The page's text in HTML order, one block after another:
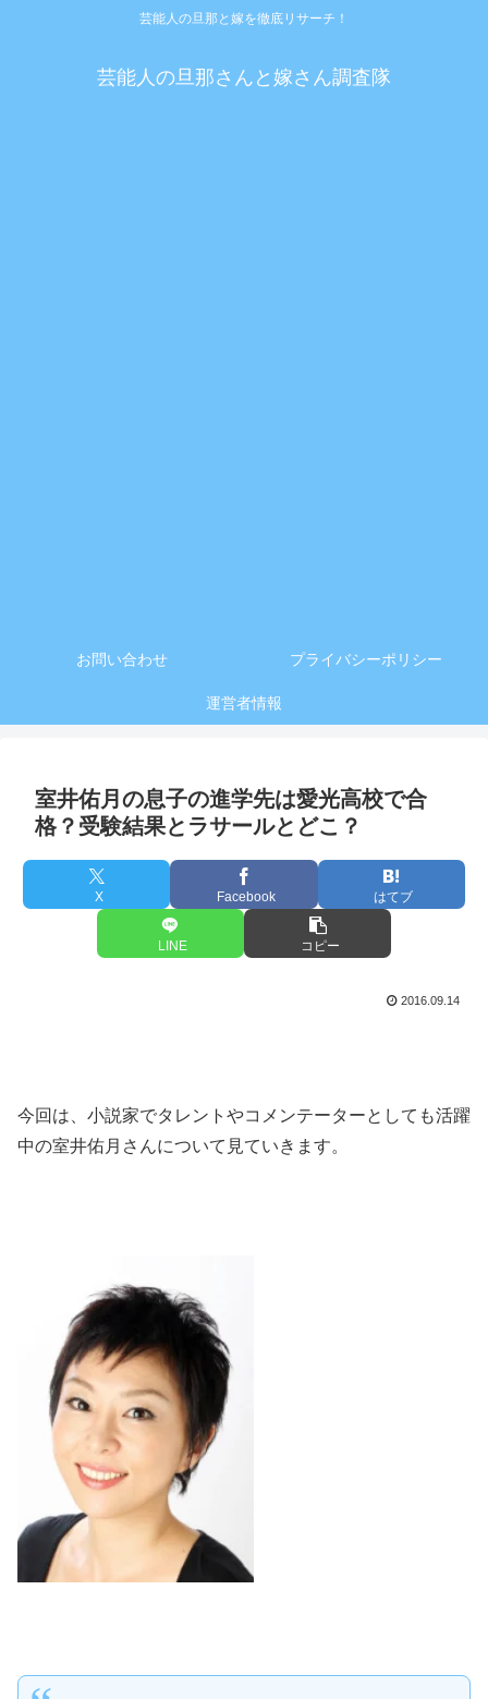
芸能人の旦那と嫁を徹底リサーチ！
芸能人の旦那さんと嫁さん調査隊
お問い合わせ プライバシーポリシー
運営者情報
室井佑月の息子の進学先は愛光高校で合
格？受験結果とラサールとどこ？
X Facebook はてブ
LINE コピー
2016.09.14
今回は、小説家でタレントやコメンテーターとしても活躍
中の室井佑月さんについて見ていきます。